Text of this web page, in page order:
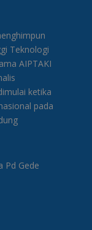
Teknologi
AIPTAKI
ketika
pada
Pd Gede